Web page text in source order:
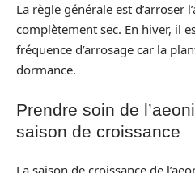
La règle générale est d’arroser
complètement sec. En hiver, il
fréquence d’arrosage car la
dormance.
Prendre soin de
saison de croissance